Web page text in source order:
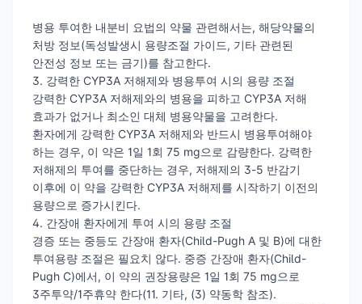
병용 투여한 내분비 요법의 약물 관련해서는, 해당약물의
처방 정보(독성발생시 용량조절 가이드, 기타 관련된
안전성 정보 또는 금기)를 참고한다.
3. 강력한 CYP3A 저해제와 병용투여 시의 용량 조절
강력한 CYP3A 저해제와의 병용을 피하고 CYP3A 저해
효과가 없거나 최소인 대체 병용약물을 고려한다.
환자에게 강력한 CYP3A 저해제와 반드시 병용투여해야
하는 경우, 이 약은 1일 1회 75 mg으로 감량한다. 강력한
저해제의 투여를 중단하는 경우, 저해제의 3-5 반감기
이후에 이 약을 강력한 CYP3A 저해제를 시작하기 이전의
용량으로 증가시킨다.
4. 간장애 환자에게 투여 시의 용량 조절
경증 또는 중등도 간장애 환자(Child-Pugh A 및 B)에 대한
투여용량 조절은 필요치 않다. 중증 간장애 환자(Child-
Pugh C)에서, 이 약의 권장용량은 1일 1회 75 mg으로
3주투약/1주휴약 한다(11. 기타, (3) 약동학 참조).